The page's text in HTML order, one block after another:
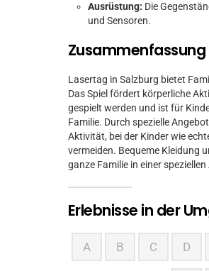
Ausrüstung: Die
und Sensoren.
Zusammenfassung
Lasertag in Salzburg bietet
Das Spiel fördert körperliche
gespielt werden und ist für
Familie. Durch spezielle
Aktivität, bei der Kinder wie
vermeiden. Bequeme Kleidung
ganze Familie in einer speziellen
Erlebnisse in der
A B C D